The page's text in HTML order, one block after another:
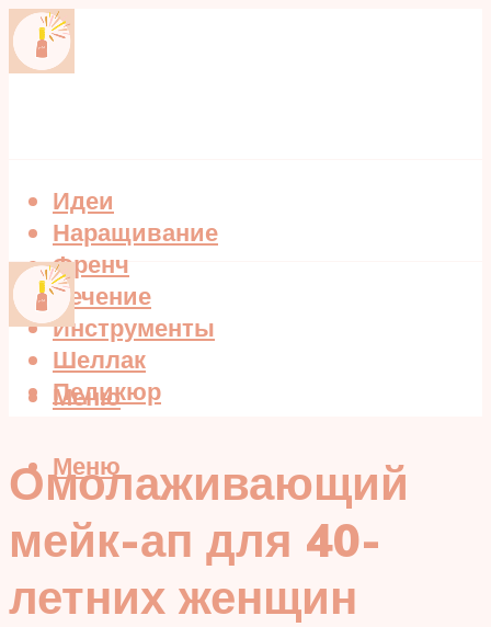
Идеи
Наращивание
Френч
Лечение
Инструменты
Шеллак
Педикюр
Меню
Меню
Омолаживающий
мейк-ап для 40-
летних женщин